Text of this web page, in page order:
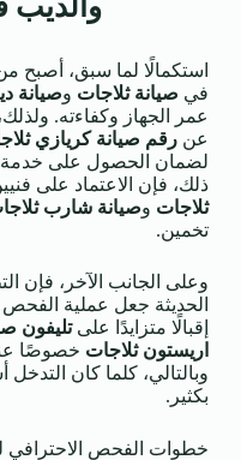
استكمالًا لما سبق، أصبح
في صيانة ثلاجات وصيانة
عمر الجهاز وكفاءته.
عن رقم صيانة كريازي
لضمان الحصول على خدمة
ذلك، فإن الاعتماد على
ثلاجات وصيانة شارب
تخمين.
وعلى الجانب الآخر، فإن
الحديثة جعل عملية الفحص
إقبالًا متزايدًا علىتليفون
اريستون ثلاجات خصوصًا
وبالتالي، كلما كان
بكثير.
خطوات الفحص الاحترافي